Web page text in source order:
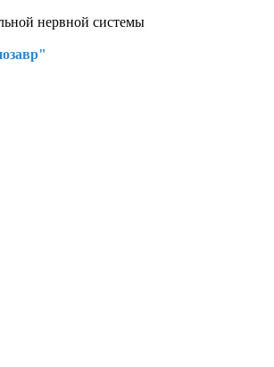
нервной системы